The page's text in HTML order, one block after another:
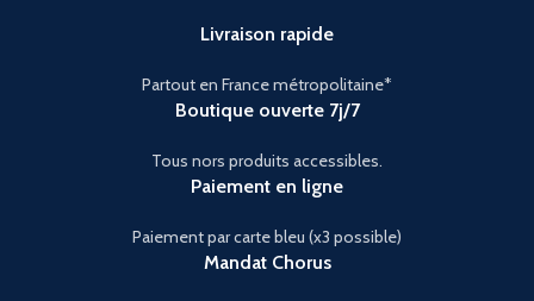
Livraison rapide
Partout en France métropolitaine*
Boutique ouverte 7j/7
Tous nors produits accessibles.
Paiement en ligne
Paiement par carte bleu (x3 possible)
Mandat Chorus